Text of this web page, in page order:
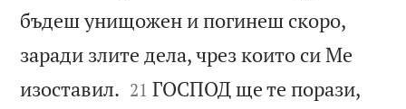
бъдеш унищожен и погинеш скоро,
заради злите дела, чрез които си Ме
изоставил. 

21 ГОСПОД ще те порази,